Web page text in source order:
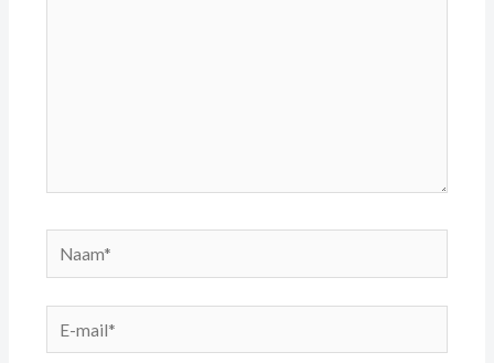
Naam*
E-
mail*